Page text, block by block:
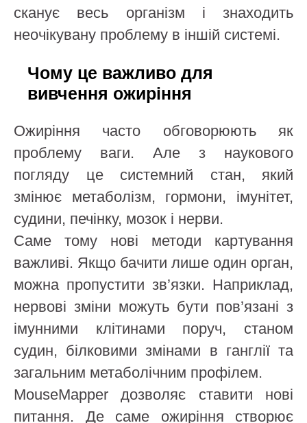
сканує весь організм і знаходить
неочікувану проблему в іншій системі.
Чому це важливо для
вивчення ожиріння
Ожиріння часто обговорюють як
проблему ваги. Але з наукового
погляду це системний стан, який
змінює метаболізм, гормони, імунітет,
судини, печінку, мозок і нерви.
Саме тому нові методи картування
важливі. Якщо бачити лише один орган,
можна пропустити зв’язки. Наприклад,
нервові зміни можуть бути пов’язані з
імунними клітинами поруч, станом
судин, білковими змінами в ганглії та
загальним метаболічним профілем.
MouseMapper дозволяє ставити нові
питання. Де саме ожиріння створює